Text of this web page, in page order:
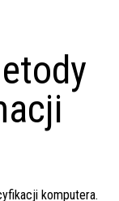
komputera.